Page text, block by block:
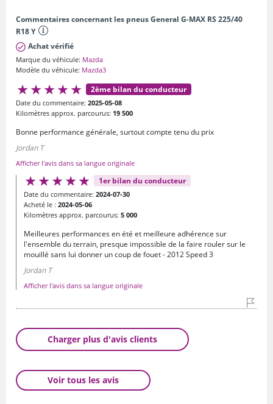
Commentaires concernant les pneus General G-MAX RS 225/40
R18 Y
Achat vérifié
Marque du véhicule: Mazda
Modèle du véhicule: Mazda3
2ème bilan du conducteur
Date du commentaire: 2025-05-08
Kilomètres approx. parcourus: 19 500
Bonne performance générale, surtout compte tenu du prix
Jordan T
Afficher l'avis dans sa langue originale
1er bilan du conducteur
Date du commentaire: 2024-07-30
Acheté le : 2024-05-06
Kilomètres approx. parcourus: 5 000
Meilleures performances en été et meilleure adhérence sur
l'ensemble du terrain, presque impossible de la faire rouler sur le
mouillé sans lui donner un coup de fouet - 2012 Speed 3
Jordan T
Afficher l'avis dans sa langue originale
Charger plus d'avis clients
Voir tous les avis